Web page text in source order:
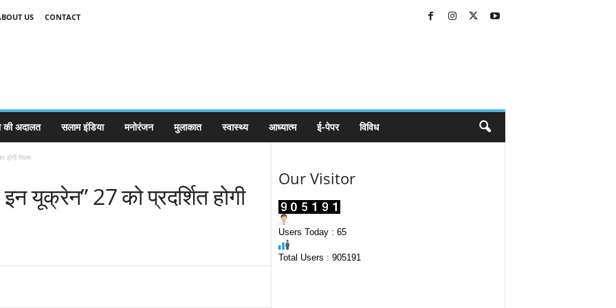
US
CONTACT
की अदालत सलाम इंडिया मनोरंजन मुलाकात स्वास्थ्य आध्यात्म ई-पेपर विविध
होगी फिल्म
यूक्रेन” 27 को प्रदर्शित होगी
Our Visitor
Users Today : 65
Total Users : 905191